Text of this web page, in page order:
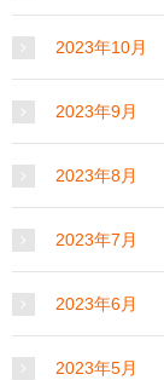
2023年10月
2023年9月
2023年8月
2023年7月
2023年6月
2023年5月